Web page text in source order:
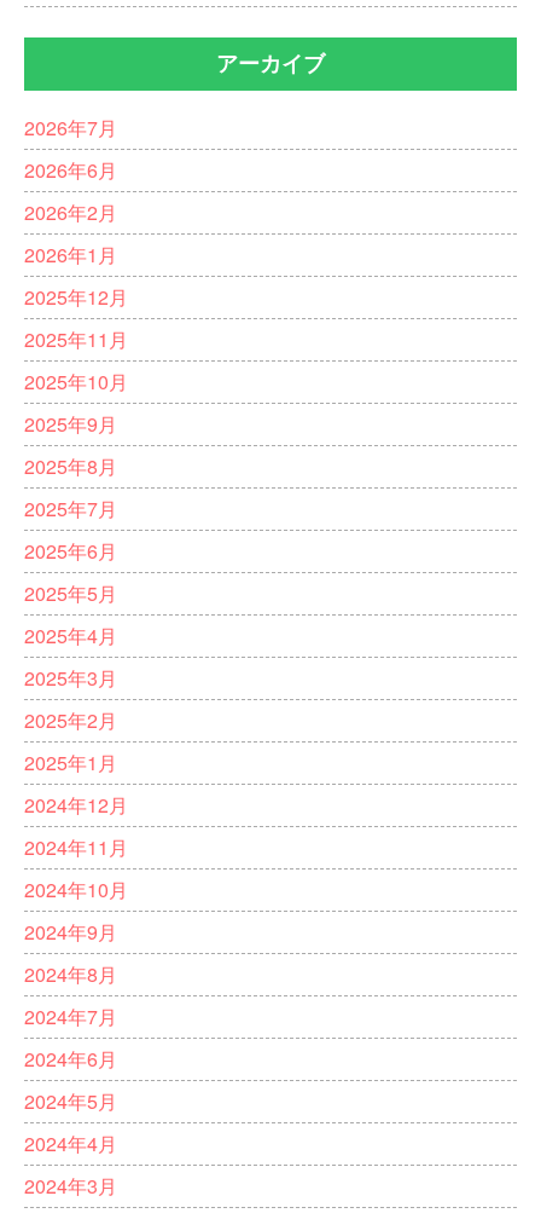
アーカイブ
2026年7月
2026年6月
2026年2月
2026年1月
2025年12月
2025年11月
2025年10月
2025年9月
2025年8月
2025年7月
2025年6月
2025年5月
2025年4月
2025年3月
2025年2月
2025年1月
2024年12月
2024年11月
2024年10月
2024年9月
2024年8月
2024年7月
2024年6月
2024年5月
2024年4月
2024年3月